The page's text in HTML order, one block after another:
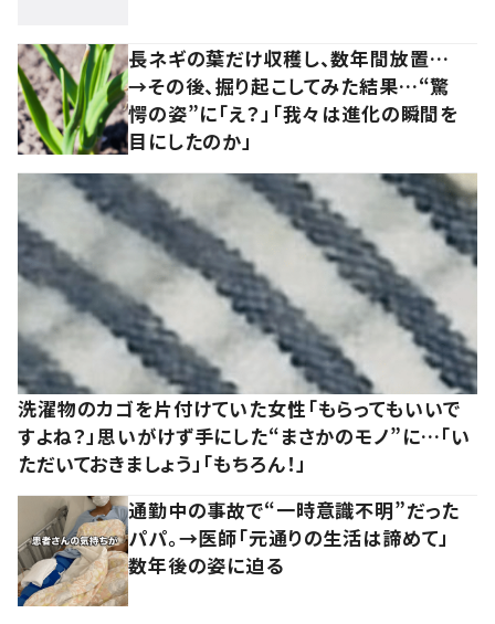
長ネギの葉だけ収穫し、数年間放置…
→その後、掘り起こしてみた結果…“驚
愕の姿”に「え？」「我々は進化の瞬間を
目にしたのか」
洗濯物のカゴを片付けていた女性「もらってもいいで
すよね？」思いがけず手にした“まさかのモノ”に…「い
ただいておきましょう」「もちろん！」
通勤中の事故で“一時意識不明”だった
パパ。→医師「元通りの生活は諦めて」
数年後の姿に迫る